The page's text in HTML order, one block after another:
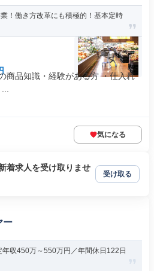
！働き方改革にも積極的！基本定時
商品知識・経験がある方 ・仕入れ
気になる
着求人を受け取りませ
受け取る
ー
収450万～550万円／年間休日122日